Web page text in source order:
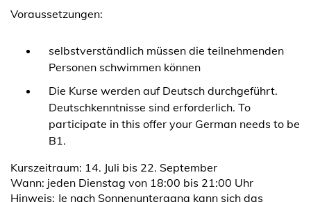
Voraussetzungen:
selbstverständlich müssen die teilnehmenden
Personen schwimmen können
Die Kurse werden auf Deutsch durchgeführt.
Deutschkenntnisse sind erforderlich. To
participate in this offer your German needs to be
B1.
Kurszeitraum: 14. Juli bis 22. September
Wann: jeden Dienstag von 18:00 bis 21:00 Uhr
Hinweis: Je nach Sonnenuntergang kann sich das